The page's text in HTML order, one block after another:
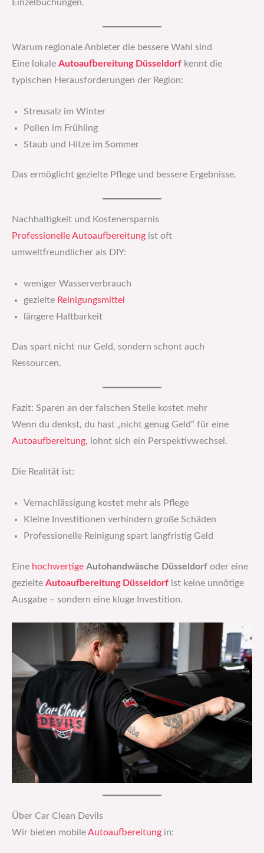
Einzelbuchungen.
Warum regionale Anbieter die bessere Wahl sind
Eine lokale Autoaufbereitung Düsseldorf kennt die
typischen Herausforderungen der Region:
Streusalz im Winter
Pollen im Frühling
Staub und Hitze im Sommer
Das ermöglicht gezielte Pflege und bessere Ergebnisse.
Nachhaltigkeit und Kostenersparnis
Professionelle Autoaufbereitung ist oft
umweltfreundlicher als DIY:
weniger Wasserverbrauch
gezielte Reinigungsmittel
längere Haltbarkeit
Das spart nicht nur Geld, sondern schont auch
Ressourcen.
Fazit: Sparen an der falschen Stelle kostet mehr
Wenn du denkst, du hast „nicht genug Geld“ für eine
Autoaufbereitung, lohnt sich ein Perspektivwechsel.
Die Realität ist:
Vernachlässigung kostet mehr als Pflege
Kleine Investitionen verhindern große Schäden
Professionelle Reinigung spart langfristig Geld
Eine hochwertige Autohandwäsche Düsseldorf oder eine
gezielte Autoaufbereitung Düsseldorf ist keine unnötige
Ausgabe – sondern eine kluge Investition.
Über Car Clean Devils
Wir bieten mobile Autoaufbereitung in: